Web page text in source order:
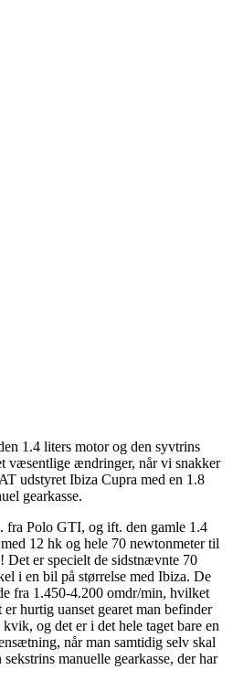
1.4 liters motor og den syvtrins
væsentlige ændringer, når vi snakker
udstyret Ibiza Cupra med en 1.8
gearkasse.
fra Polo GTI, og ift. den gamle 1.4
12 hk og hele 70 newtonmeter til
Det er specielt de sidstnævnte 70
i en bil på størrelse med Ibiza. De
fra 1.450-4.200 omdr/min, hvilket
hurtig uanset gearet man befinder
og det er i det hele taget bare en
når man samtidig selv skal
manuelle gearkasse, der har